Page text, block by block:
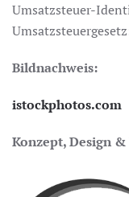
Umsatzsteuer-
Bildnachweis:
istockphotos.com
Konzept, Design